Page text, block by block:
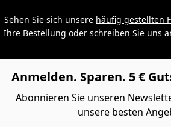
Sehen Sie sich unsere häufig gestellten
Ihre Bestellung oder schreiben Sie uns
Anmelden. Sparen. 5 €
Abonnieren Sie unseren
unsere besten